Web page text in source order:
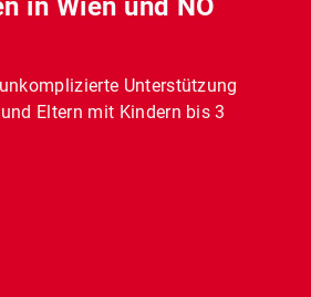
in Wien und NÖ
Unterstützung
Eltern mit Kindern bis 3